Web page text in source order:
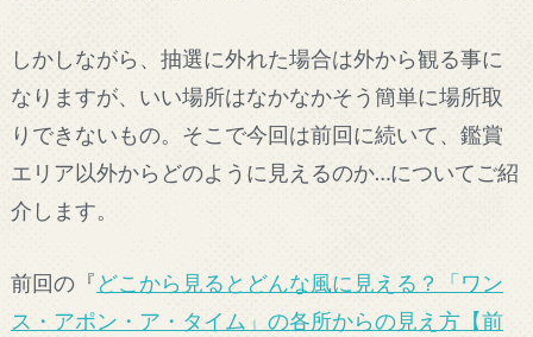
しかしながら、抽選に外れた場合は外から観る事に
なりますが、いい場所はなかなかそう簡単に場所取
りできないもの。そこで今回は前回に続いて、鑑賞
エリア以外からどのように見えるのか…についてご紹
介します。
前回の『 どこから見るとどんな風に見える？「ワン
ス・アポン・ア・タイム」の各所からの見え方【前